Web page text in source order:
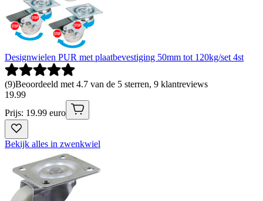
Designwielen PUR met plaatbevestiging 50mm tot 120kg/set 4st
(9)Beoordeeld met 4.7 van de 5 sterren, 9 klantreviews
19.99
Prijs: 19.99 euro
Bekijk alles in zwenkwiel